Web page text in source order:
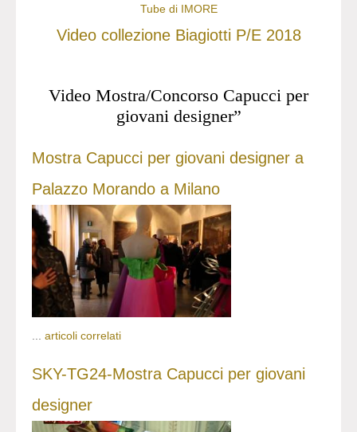
Tube di IMORE
Video collezione Biagiotti P/E 2018
Video Mostra/Concorso Capucci per
giovani designer”
Mostra Capucci per giovani designer a
Palazzo Morando a Milano
articoli correlati
SKY-TG24-Mostra Capucci per giovani
designer